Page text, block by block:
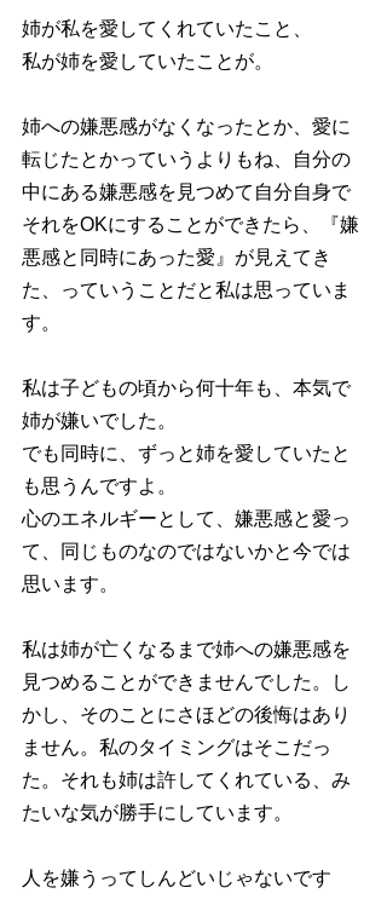
姉が私を愛してくれていたこと、
私が姉を愛していたことが。
姉への嫌悪感がなくなったとか、愛に
転じたとかっていうよりもね、自分の
中にある嫌悪感を見つめて自分自身で
それをOKにすることができたら、『嫌
悪感と同時にあった愛』が見えてき
た、っていうことだと私は思っていま
す。
私は子どもの頃から何十年も、本気で
姉が嫌いでした。
でも同時に、ずっと姉を愛していたと
も思うんですよ。
心のエネルギーとして、嫌悪感と愛っ
て、同じものなのではないかと今では
思います。
私は姉が亡くなるまで姉への嫌悪感を
見つめることができませんでした。し
かし、そのことにさほどの後悔はあり
ません。私のタイミングはそこだっ
た。それも姉は許してくれている、み
たいな気が勝手にしています。
人を嫌うってしんどいじゃないです